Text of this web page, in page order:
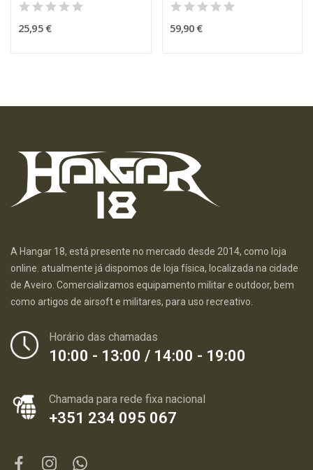
25,95 € 59,90 €
A Hangar 18, está presente no mercado desde 2014, como loja
online. atualmente já dispomos de loja física, localizada na cidade
de Aveiro. Comercializamos equipamento militar e outdoor, bem
como artigos de airsoft e militares, para uso recreativo.
Horário das chamadas
10:00 - 13:00 / 14:00 - 19:00
Chamada para rede fixa nacional
+351 234 095 067